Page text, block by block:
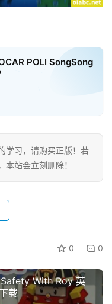
POLI SongSong
学习，请购买正版！若
站会立刻删除！
0 0
With Roy 英
载